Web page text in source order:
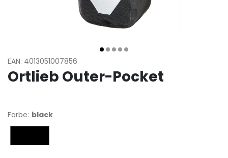
EAN: 4013051007856
Ortlieb Outer-Pocket
Farbe: black